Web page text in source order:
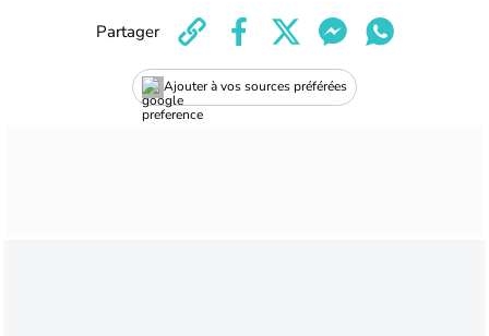
Ajouter à vos sources préférées
Partager